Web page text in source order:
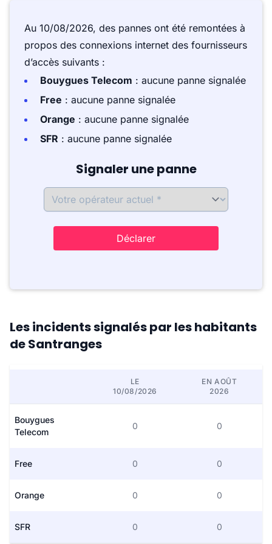
Au 10/08/2026, des pannes ont été remontées à
propos des connexions internet des fournisseurs
d’accès suivants :
Bouygues Telecom : aucune panne signalée
Free : aucune panne signalée
Orange : aucune panne signalée
SFR : aucune panne signalée
Signaler une panne
Déclarer
Les incidents signalés par les habitants
de Santranges
LE
10/08/2026
EN AOÛT
2026
Bouygues
Telecom
0 0
Free 0 0
Orange 0 0
SFR 0 0